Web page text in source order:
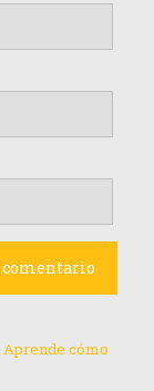
Aprende cómo